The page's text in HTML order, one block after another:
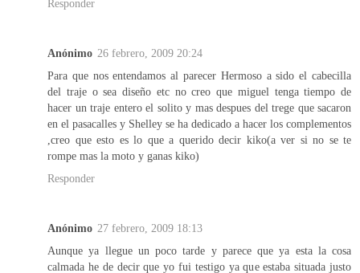
Responder
Anónimo 26 febrero, 2009 20:24
Para que nos entendamos al parecer Hermoso a sido el cabecilla
del traje o sea diseño etc no creo que miguel tenga tiempo de
hacer un traje entero el solito y mas despues del trege que sacaron
en el pasacalles y Shelley se ha dedicado a hacer los complementos
,creo que esto es lo que a querido decir kiko(a ver si no se te
rompe mas la moto y ganas kiko)
Responder
Anónimo 27 febrero, 2009 18:13
Aunque ya llegue un poco tarde y parece que ya esta la cosa
calmada he de decir que yo fui testigo ya que estaba situada justo